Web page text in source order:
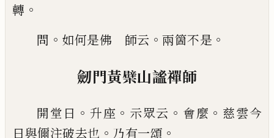
轉 。
問 。 如何是佛 師云 。 兩箇不是 。
劒門黃檗山謐禪師
開堂日 。 升座 。 示眾云 。 會麼 。 慈雲今
日與儞注破去也 。 乃有一頌 。